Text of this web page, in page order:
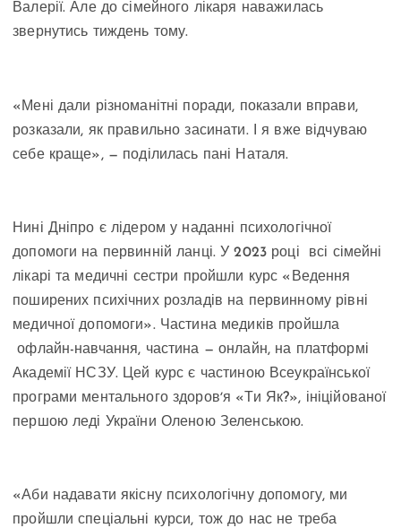
Валерії. Але до сімейного лікаря наважилась
звернутись тиждень тому.
«Мені дали різноманітні поради, показали вправи,
розказали, як правильно засинати. І я вже відчуваю
себе краще», — поділилась пані Наталя.
Нині Дніпро є лідером у наданні психологічної
допомоги на первинній ланці. У 2023 році всі сімейні
лікарі та медичні сестри пройшли курс «Ведення
поширених психічних розладів на первинному рівні
медичної допомоги». Частина медиків пройшла
офлайн-навчання, частина — онлайн, на платформі
Академії НСЗУ. Цей курс є частиною Всеукраїнської
програми ментального здоровʼя «Ти Як?», ініційованої
першою леді України Оленою Зеленською.
«Аби надавати якісну психологічну допомогу, ми
пройшли спеціальні курси, тож до нас не треба